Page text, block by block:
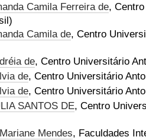
Camila Ferreira de,
Camila de, Centro
de, Centro Universitário
de, Centro Universitário
de, Centro Universitário
SANTOS DE, Centro
Mendes, Faculdades